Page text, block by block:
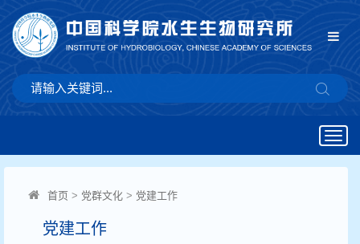
首页 > 党群文化 > 党建工作
党建工作